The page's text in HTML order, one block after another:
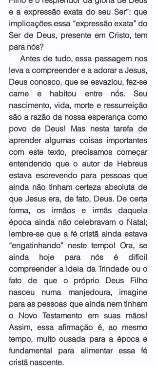
e a expressão exata do seu Ser”: que
implicações essa “expressão exata” do
Ser de Deus, presente em Cristo, tem
para nós?
Antes de tudo, essa passagem nos
leva a compreender e a adorar a Jesus,
Deus conosco, que se esvaziou, fez-se
carne e habitou entre nós. Seu
nascimento, vida, morte e ressurreição
são a razão da nossa esperança como
povo de Deus! Mas nesta tarefa de
aprender algumas coisas importantes
com este texto, precisamos começar
entendendo que o autor de Hebreus
estava escrevendo para pessoas que
ainda não tinham certeza absoluta de
que Jesus era, de fato, Deus. De certa
forma, os irmãos e irmãs daquela
época ainda não celebravam o Natal;
lembre-se que a fé cristã ainda estava
“engatinhando” neste tempo! Ora, se
ainda hoje para nós é difícil
compreender a ideia da Trindade ou o
fato de que o próprio Deus Filho
nasceu numa manjedoura, imagine
para as pessoas que ainda nem tinham
o Novo Testamento em suas mãos!
Assim, essa afirmação é, ao mesmo
tempo, muito ousada para a época e
fundamental para alimentar essa fé
cristã nascente.